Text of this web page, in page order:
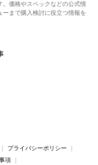
。価格やスペックなどの公式情
まで購入検討に役立つ情報を
プライバシーポリシー
項